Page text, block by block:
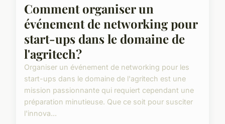
Comment organiser un
événement de networking pour
start-ups dans le domaine de
l'agritech?
Organiser un événement de networking pour les
start-ups dans le domaine de l'agritech est une
mission passionnante qui requiert cependant une
préparation minutieuse. Que ce soit pour susciter
l'innova...